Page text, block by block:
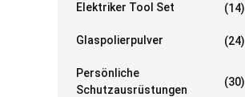
Elektriker Tool Set (14)
Glaspolierpulver (24)
Persönliche
Schutzausrüstungen
(30)